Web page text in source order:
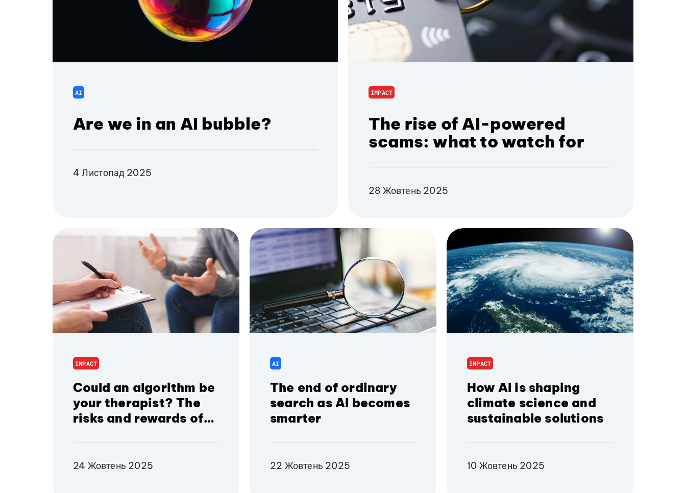
AI
Are we in an AI bubble?
4 Листопад 2025
IMPACT
The rise of AI-powered
scams: what to watch for
28 Жовтень 2025
IMPACT
Could an algorithm be
your therapist? The
risks and rewards of
24 Жовтень 2025
AI
The end of ordinary
search as AI becomes
smarter
22 Жовтень 2025
IMPACT
How AI is shaping
climate science and
sustainable solutions
10 Жовтень 2025